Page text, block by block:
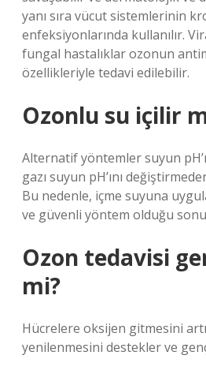
yanı sıra vücut sistemlerinin
enfeksiyonlarında kullanılır.
fungal hastalıklar ozonun
özellikleriyle tedavi edilebilir.
Ozonlu su içilir
Alternatif yöntemler suyun
gazı suyun pH’ını
Bu nedenle, içme suyuna
ve güvenli yöntem olduğu
Ozon tedavisi
mi?
Hücrelere oksijen gitmesini
yenilenmesini destekler ve